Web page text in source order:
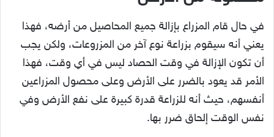
في حال قام المزراع بإزالة جميع المحاصيل من أرضه، فهذا
يعني أنه سيقوم بزراعة نوع آخر من المزروعات، ولكن يجب
أن تكون الإزالة في وقت الحصاد ليس في أي وقت، فهذا
الأمر قد يعود بالضرر على الأرض وعلى محصول المزراعين
أنفسهم، حيث أنه للزراعة قدرة كبيرة على نفع الأرض وفي
نفس الوقت إلحاق ضرر بها.